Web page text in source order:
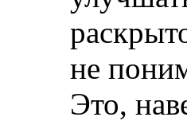
не
Это,